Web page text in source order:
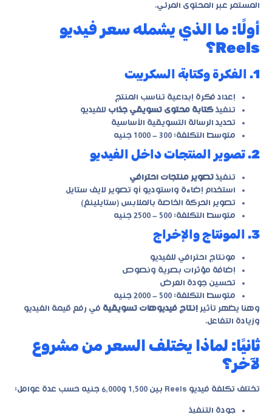
المستمر عبر المحتوى المرئي.
أولًا: ما الذي يشمله سعر فيديو
Reels؟
1. الفكرة وكتابة السكريبت
إعداد فكرة إبداعية تناسب المنتج
تنفيذ كتابة محتوى تسويقي جذاب للفيديو
تحديد الرسالة التسويقية الأساسية
متوسط التكلفة: 300 – 1000 جنيه
2. تصوير المنتجات داخل الفيديو
تنفيذ تصوير منتجات احترافي
استخدام إضاءة واستوديو أو تصوير لايف ستايل
تصوير الحركة الخاصة بالملابس (ستايلينغ)
متوسط التكلفة: 500 – 2500 جنيه
3. المونتاج والإخراج
مونتاج احترافي للفيديو
إضافة مؤثرات بصرية ونصوص
تحسين جودة العرض
متوسط التكلفة: 500 – 2000 جنيه
وهنا يظهر تأثير إنتاج فيديوهات تسويقية في رفع قيمة الفيديو
وزيادة التفاعل.
ثانيًا: لماذا يختلف السعر من مشروع
لآخر؟
تختلف تكلفة فيديو Reels بين 1,500 و6,000 جنيه حسب عدة عوامل:
جودة التنفيذ